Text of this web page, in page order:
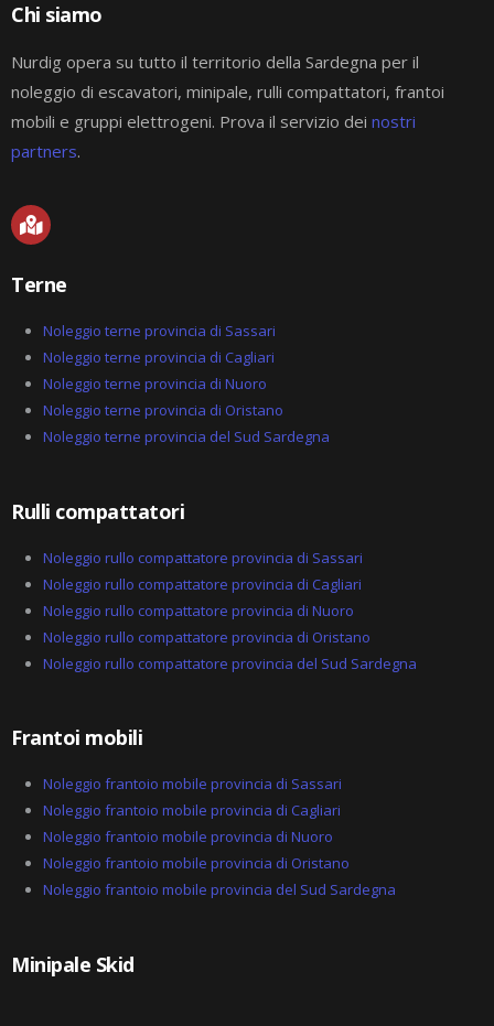
Chi siamo
Nurdig opera su tutto il territorio della Sardegna per il
noleggio di escavatori, minipale, rulli compattatori, frantoi
mobili e gruppi elettrogeni. Prova il servizio dei nostri
partners.
M
a
p
m
r
k
d
-
a
Terne
Noleggio terne provincia di Sassari
Noleggio terne provincia di Cagliari
Noleggio terne provincia di Nuoro
Noleggio terne provincia di Oristano
Noleggio terne provincia del Sud Sardegna
Rulli compattatori
Noleggio rullo compattatore provincia di Sassari
Noleggio rullo compattatore provincia di Cagliari
Noleggio rullo compattatore provincia di Nuoro
Noleggio rullo compattatore provincia di Oristano
Noleggio rullo compattatore provincia del Sud Sardegna
Frantoi mobili
Noleggio frantoio mobile provincia di Sassari
Noleggio frantoio mobile provincia di Cagliari
Noleggio frantoio mobile provincia di Nuoro
Noleggio frantoio mobile provincia di Oristano
Noleggio frantoio mobile provincia del Sud Sardegna
Minipale Skid